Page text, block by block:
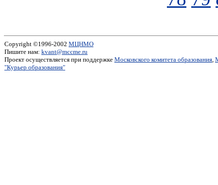
Copyright ©1996-2002 МЦНМО
Пишите нам: kvant@mccme.ru
Проект осуществляется при поддержке Московского комитета образования,
"Курьер образования"